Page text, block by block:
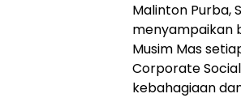
Malinton Purba,
menyampaikan
Musim Mas
Corporate
kebahagiaan